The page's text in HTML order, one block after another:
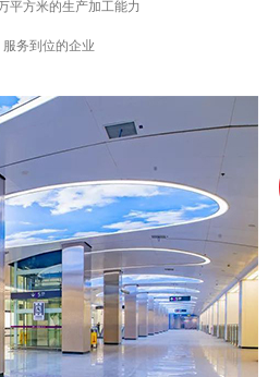
平方米的生产加工能力
务到位的企业